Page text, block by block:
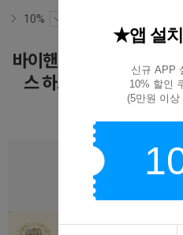
10%
바이핸즈 EYPD-D88 케
스 하프린넨 커트지 원
★앱 설
신규 APP
10% 할인
(5만원 이상